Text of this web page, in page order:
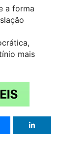
a forma
mais